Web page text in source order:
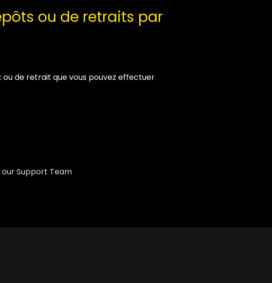
ou de retraits par
de retrait que vous pouvez effectuer
Support Team